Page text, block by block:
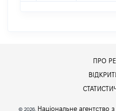
ПРО
© 2026, Національне агентство